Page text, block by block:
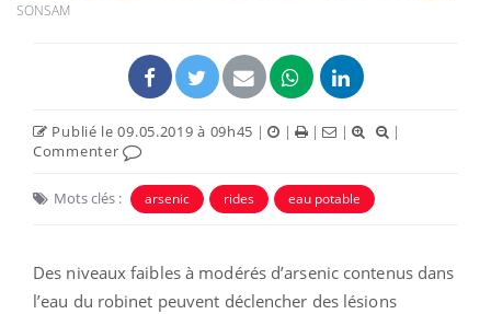
SONSAM
Publié le 09.05.2019 à 09h45 | | | |
|
Commenter
Mots clés : arsenic rides eau potable
Des niveaux faibles à modérés d’arsenic contenus dans
l’eau du robinet peuvent déclencher des lésions